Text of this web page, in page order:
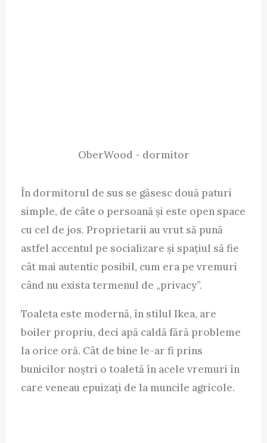
OberWood - dormitor
În dormitorul de sus se găsesc două paturi
simple, de câte o persoană și este open space
cu cel de jos. Proprietarii au vrut să pună
astfel accentul pe socializare și spațiul să fie
cât mai autentic posibil, cum era pe vremuri
când nu exista termenul de „privacy”.
Toaleta este modernă, în stilul Ikea, are
boiler propriu, deci apă caldă fără probleme
la orice oră. Cât de bine le-ar fi prins
bunicilor noștri o toaletă în acele vremuri în
care veneau epuizați de la muncile agricole.